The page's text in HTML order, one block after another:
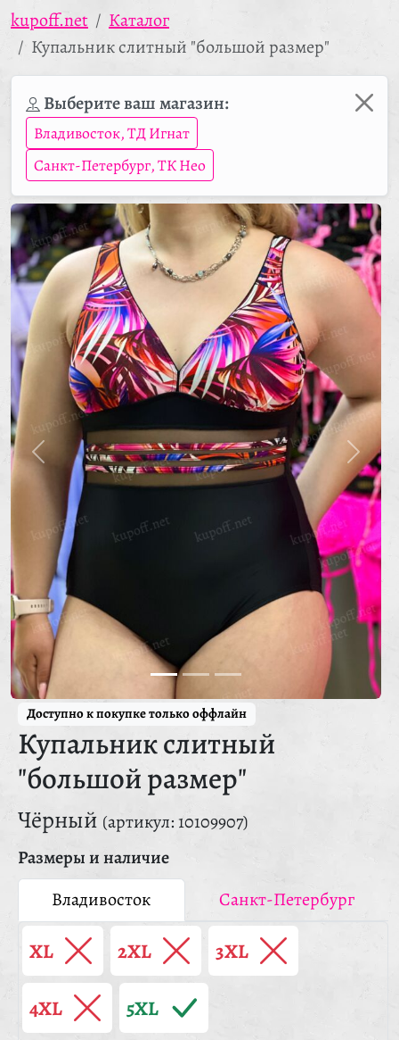
kupoff.net
Каталог
Купальник слитный "большой размер"
Выберите ваш магазин:
Владивосток, ТД Игнат
Санкт-Петербург, ТК Нео
Доступно к покупке только оффлайн
Купальник слитный
"большой размер"
Чёрный (артикул: 10109907)
Размеры и наличие
Владивосток
Санкт-Петербург
XL 2XL 3XL
4XL 5XL